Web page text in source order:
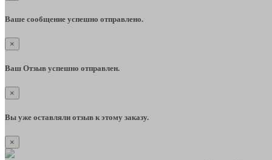
Ваше сообщение успешно отправлено.
×
Ваш Отзыв успешно отправлен.
×
Вы уже оставляли отзыв к этому заказу.
×